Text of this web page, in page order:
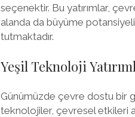
seçenektir. Bu yatırımlar,
alanda da büyüme potansiyeli
tutmaktadır.
Yeşil Teknoloji
Günümüzde çevre dostu bir
teknolojiler, çevresel etkileri